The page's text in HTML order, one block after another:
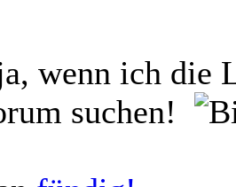
wenn ich die
suchen!